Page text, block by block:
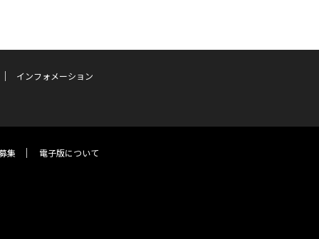
インフォメーション
集 電子版について